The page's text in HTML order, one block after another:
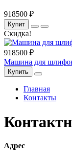
918500 ₽
Купит
Скидка!
918500 ₽
Машина для
Купить
Главная
Контакты
Адрес